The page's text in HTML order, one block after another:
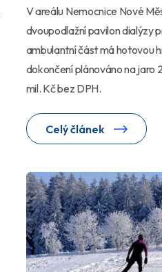
V areálu Nemocnice Nové
dvoupodlažní pavilon dialýzy
ambulantní část má hotovou
dokončení plánováno na jaro
mil. Kč bez DPH.
Celý článek